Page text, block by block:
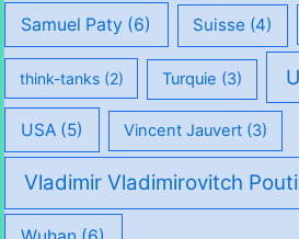
Samuel Paty (6) Suisse (4)
think-tanks(2) Turquie (3)
USA(5) Vincent Jauvert (3)
Vladimir Vladimirovitch